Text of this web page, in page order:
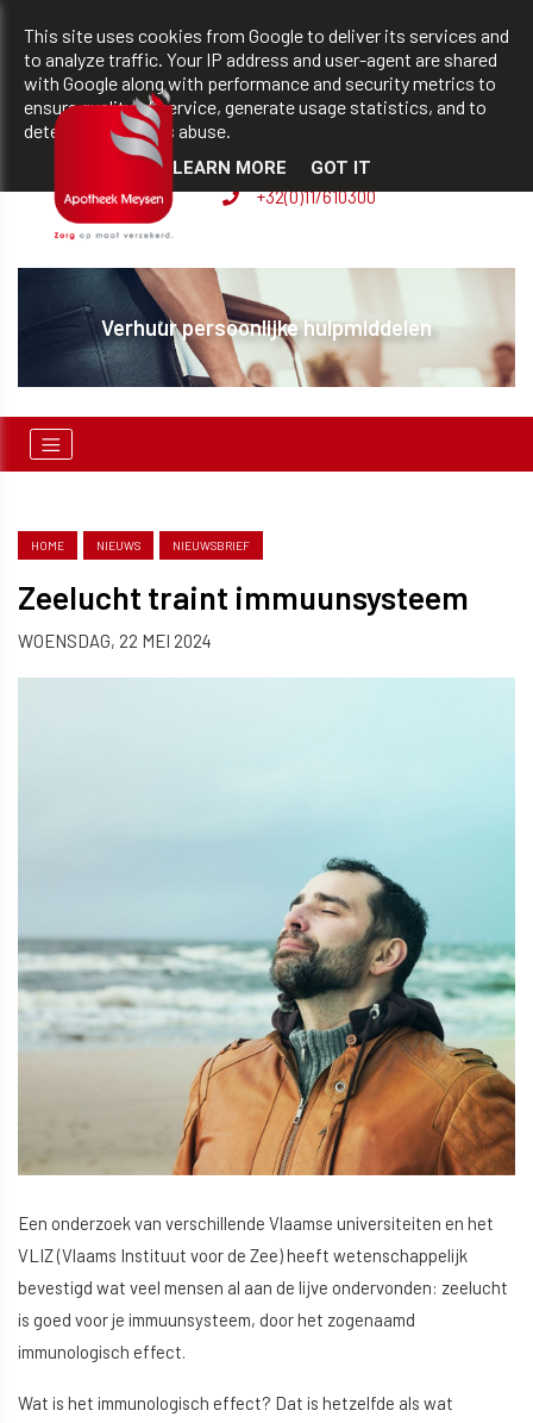
team@apotheekmeysen.be +32(0)11/610300
BVBA apotheek Patrick
Meysen
+32(0)11/610300
Verhuur persoonlijke hulpmiddelen
HOME NIEUWS NIEUWSBRIEF
Zeelucht traint immuunsysteem
WOENSDAG, 22 MEI 2024
Een onderzoek van verschillende Vlaamse universiteiten en het
VLIZ (Vlaams Instituut voor de Zee) heeft wetenschappelijk
bevestigd wat veel mensen al aan de lijve ondervonden: zeelucht
is goed voor je immuunsysteem, door het zogenaamd
immunologisch effect.
Wat is het immunologisch effect? Dat is hetzelfde als wat
This site uses cookies from Google to deliver its services and
to analyze traffic. Your IP address and user-agent are shared
with Google along with performance and security metrics to
ensure quality of service, generate usage statistics, and to
detect and address abuse.
LEARN MORE GOT IT